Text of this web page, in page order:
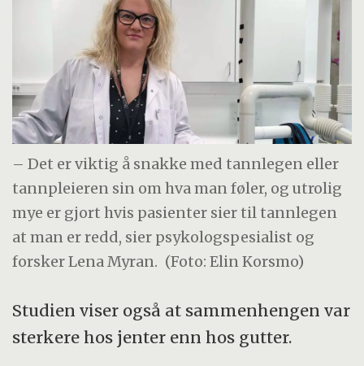
– Det er viktig å snakke med tannlegen eller
tannpleieren sin om hva man føler, og utrolig
mye er gjort hvis pasienter sier til tannlegen
at man er redd, sier psykologspesialist og
forsker Lena Myran. (Foto: Elin Korsmo)
Studien viser også at sammenhengen var
sterkere hos jenter enn hos gutter.